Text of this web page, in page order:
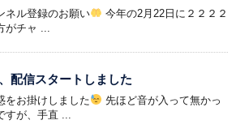
ネル登録のお願い
今年の2月22日に２２２２
がチャ ...
配信スタートしました
をお掛けしました
先ほど音が入って無かっ
すが、手直 ...